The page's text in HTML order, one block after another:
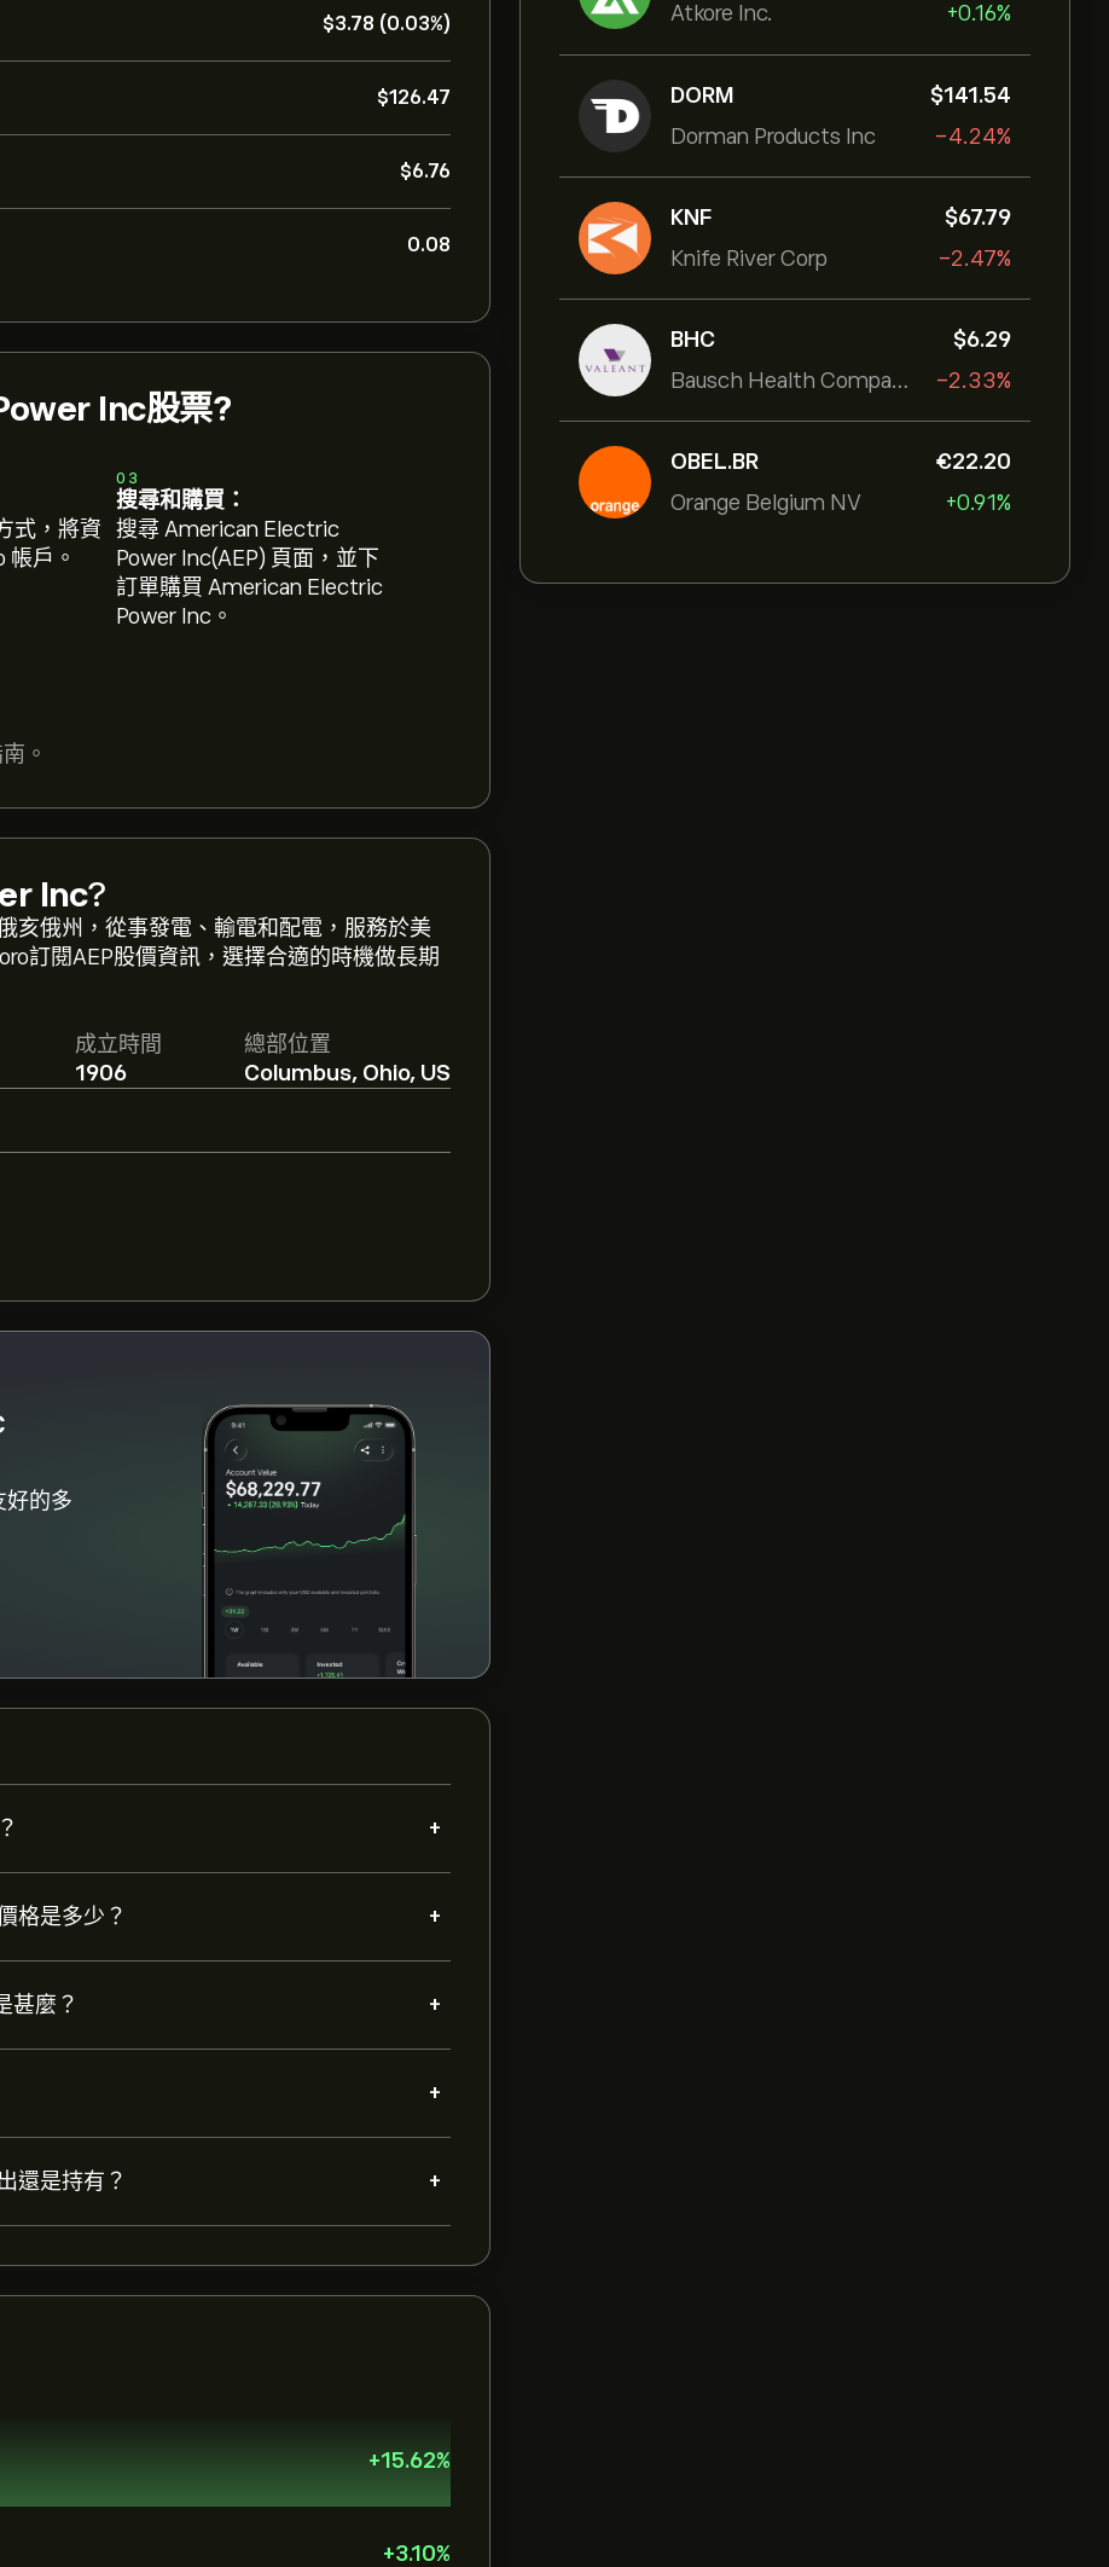
Atkore Inc.
+0.16%
DORM
Dorman Products Inc
‎$‎141.54
-4.24%
KNF
Knife River Corp
‎$‎67.79
-2.47%
BHC
Bausch Health Companies Inc
‎$‎6.29
-2.33%
OBEL.BR
Orange Belgium NV
‎€‎22.20
+0.91%
‎$‎3.78 (0.03%)
‎$‎126.47
‎$‎6.76
0.08
Inc股票?
式，將資
帳戶。
03
搜尋和購買：
搜尋 American Electric
Power Inc(AEP) 頁面，並下
訂單購買 American Electric
Power Inc。
。
Inc?
亥俄州，從事發電、輸電和配電，服務於美
訂閱AEP股價資訊，選擇合適的時機做長期
成立時間
1906
總部位置
Columbus, Ohio, US
好的多
+
格是多少？ +
。註冊eToro 以取得詳細的分析師預測
甚麼？ +
Electric Power Inc的預測。查看最新
+
美元
還是持有？ +
整體共識為 適度買入。
+15.62%
+3.10%